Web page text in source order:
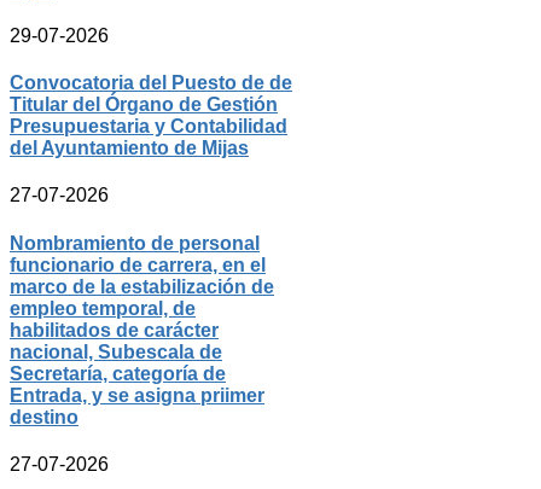
29-07-2026
Convocatoria del Puesto de de
Titular del Órgano de Gestión
Presupuestaria y Contabilidad
del Ayuntamiento de Mijas
27-07-2026
Nombramiento de personal
funcionario de carrera, en el
marco de la estabilización de
empleo temporal, de
habilitados de carácter
nacional, Subescala de
Secretaría, categoría de
Entrada, y se asigna priimer
destino
27-07-2026